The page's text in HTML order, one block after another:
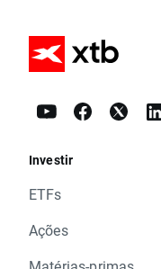
Investir
ETFs
Ações